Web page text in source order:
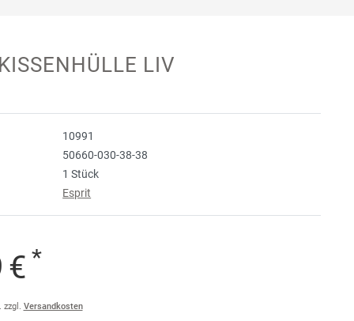
Badtextilien
Bettlaken,
Spannbetttücher
Bettwäsche
Küchentextilien
Dekokissen
Kinderbettwäsche
Wohndecken
LIV
10991
50660-030-38-38
1 Stück
Esprit
€ *
zzgl. Versandkosten